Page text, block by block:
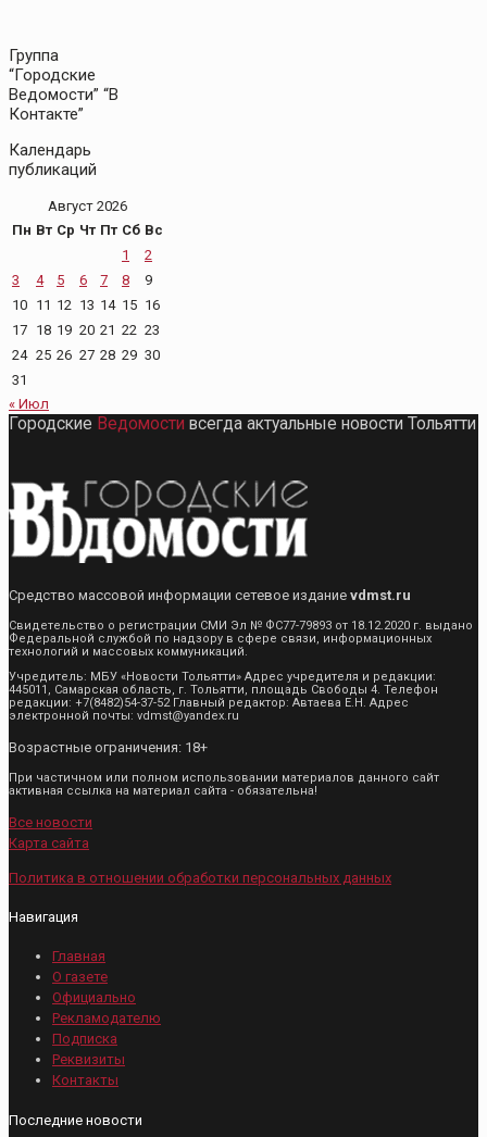
Группа
“Городские
Ведомости” “В
Контакте”
Календарь
публикаций
Август 2026
Пн Вт Ср Чт Пт Сб Вс
1
2
3
4 5 6 7 8
9
10 11 12 13 14 15 16
17 18 19 20 21 22 23
24 25 26 27 28 29 30
31
« Июл
Городские Ведомости всегда актуальные новости Тольятти
Средство массовой информации сетевое издание vdmst.ru
Свидетельство о регистрации СМИ Эл № ФС77-79893 от 18.12.2020 г. выдано
Федеральной службой по надзору в сфере связи, информационных
технологий и массовых коммуникаций.
Учредитель: МБУ «Новости Тольятти» Адрес учредителя и редакции:
445011, Самарская область, г. Тольятти, площадь Свободы 4. Телефон
редакции: +7(8482)54-37-52 Главный редактор: Автаева Е.Н. Адрес
электронной почты: vdmst@yandex.ru
Возрастные ограничения: 18+
При частичном или полном использовании материалов данного сайт
активная ссылка на материал сайта - обязательна!
Все новости
Карта сайта
Политика в отношении обработки персональных данных
Навигация
Главная
О газете
Официально
Рекламодателю
Подписка
Реквизиты
Контакты
Последние новости